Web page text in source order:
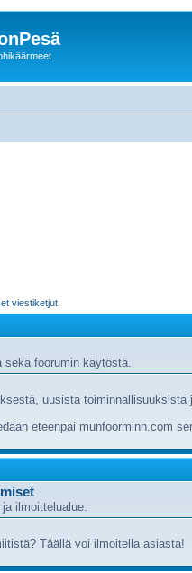
viestiketjut
foorumin käytöstä.
uusista toiminnallisuuksista
eteenpäi munfoorminn.com
ilmoittelualue.
Täällä voi ilmoitella asiasta!